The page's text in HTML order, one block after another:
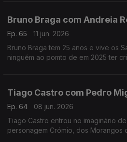
Bruno Braga com Andreia
Ep. 65
11 jun. 2026
Bruno Braga tem 25 anos e vive os
ninguém ao pomto de em 2025 ter
Tiago Castro com Pedro
Ep. 64
08 jun. 2026
Tiago Castro entrou no imaginário
personagem Crómio, dos Morangos